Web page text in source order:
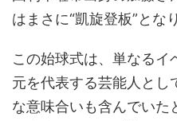
はまさに“凱旋登板”とな
この始球式は、単なる
元を代表する芸能人とし
な意味合いも含んでいた